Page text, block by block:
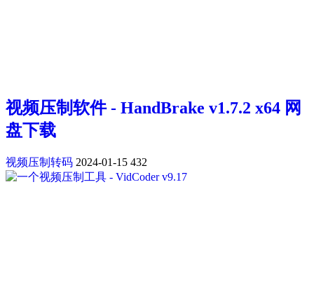
视频压制软件 - HandBrake v1.7.2 x64 网
盘下载
视频压制转码 2024-01-15 432